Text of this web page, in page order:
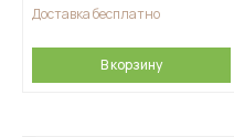
Доставка бесплатно
В корзину